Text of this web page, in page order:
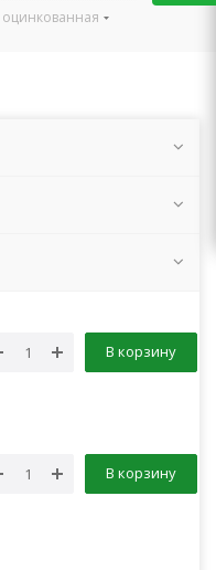
В корзину
В корзину